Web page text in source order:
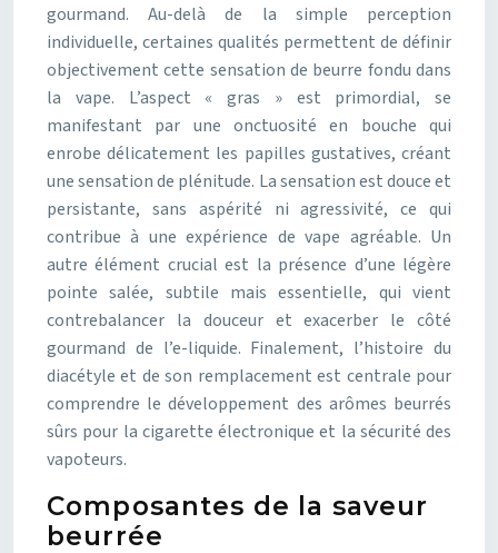
gourmand. Au-delà de la simple perception
individuelle, certaines qualités permettent de définir
objectivement cette sensation de beurre fondu dans
la vape. L’aspect « gras » est primordial, se
manifestant par une onctuosité en bouche qui
enrobe délicatement les papilles gustatives, créant
une sensation de plénitude. La sensation est douce et
persistante, sans aspérité ni agressivité, ce qui
contribue à une expérience de vape agréable. Un
autre élément crucial est la présence d’une légère
pointe salée, subtile mais essentielle, qui vient
contrebalancer la douceur et exacerber le côté
gourmand de l’e-liquide. Finalement, l’histoire du
diacétyle et de son remplacement est centrale pour
comprendre le développement des arômes beurrés
sûrs pour la cigarette électronique et la sécurité des
vapoteurs.
Composantes de la saveur
beurrée